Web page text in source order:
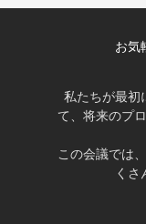
お気
私たちが最初
て、将来のプ
この会議では
くさ